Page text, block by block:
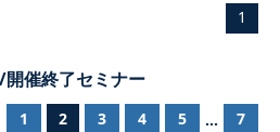
1
催終了セミナー
1 2 3 4 5 ... 7